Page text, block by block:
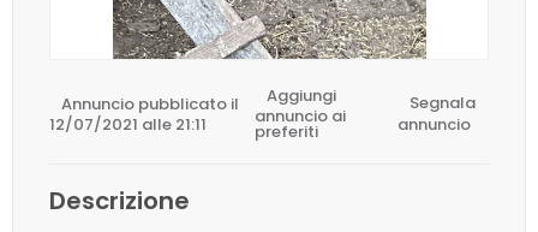
Annuncio pubblicato il
12/07/2021 alle 21:11
Aggiungi
annuncio ai
preferiti
Segnala
annuncio
Descrizione